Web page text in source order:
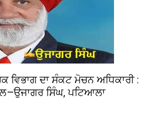
ਵਿਭਾਗ ਦਾ ਸੰਕਟ ਮੋਚਨ ਅਧਿਕਾਰੀ :
ਸਿੰਘ, ਪਟਿਆਲਾ